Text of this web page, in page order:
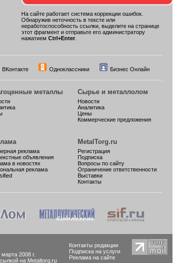
На сайте работает система коррекции ошибок.
Обнаружив неточность в тексте или
неработоспособность ссылки, выделите на странице
этот фрагмент и отправьте его администратору
нажатием Ctrl+Enter
ВКонтакте Одноклассники Бизнес Онлайн
металлы Сырье и металлолом
Новости
Аналитика
Цены
Коммерческие предложения
реклама
объявления
в новостях
реклама
MetalTorg.ru
Регистрация
Подписка
Вопросы по сайту
Ограничение ответственности
Выставки
Контакты
2008 г.
на Metaltorg.ru
Контакты редакции
Подписка на услуги
Реклама на сайте